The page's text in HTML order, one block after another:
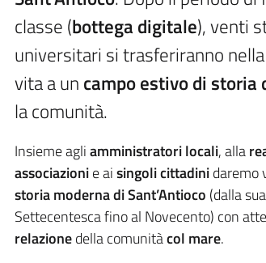
classe (bottega digitale), venti
universitari si trasferiranno
vita a un campo estivo di storia
la comunità.
Insieme agliamministratori locali, alla
associazionie aisingoli cittadinidaremo
storia moderna di Sant’Antioco (dalla
Settecentesca fino al Novecento) con
relazionedella comunitàcol mare.